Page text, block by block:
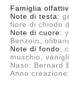
Famiglia
Note di testa:
fiore di chiodo
Note di cuore:
Benzoin,
Note di fondo:
muschio,
Naso: Bernard
Anno